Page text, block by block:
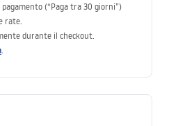
(“Paga tra 30 giorni”)
rate.
durante il checkout.